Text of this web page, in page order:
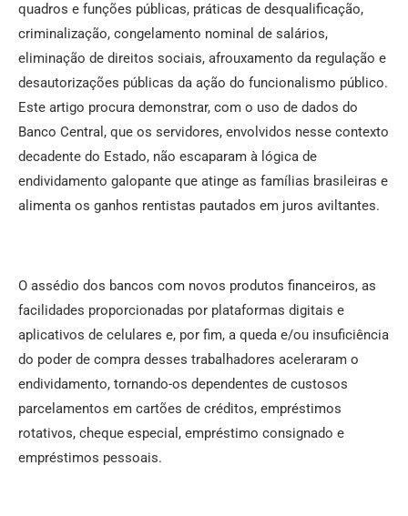
quadros e funções públicas, práticas de desqualificação,
criminalização, congelamento nominal de salários,
eliminação de direitos sociais, afrouxamento da regulação e
desautorizações públicas da ação do funcionalismo público.
Este artigo procura demonstrar, com o uso de dados do
Banco Central, que os servidores, envolvidos nesse contexto
decadente do Estado, não escaparam à lógica de
endividamento galopante que atinge as famílias brasileiras e
alimenta os ganhos rentistas pautados em juros aviltantes.
O assédio dos bancos com novos produtos financeiros, as
facilidades proporcionadas por plataformas digitais e
aplicativos de celulares e, por fim, a queda e/ou insuficiência
do poder de compra desses trabalhadores aceleraram o
endividamento, tornando-os dependentes de custosos
parcelamentos em cartões de créditos, empréstimos
rotativos, cheque especial, empréstimo consignado e
empréstimos pessoais.